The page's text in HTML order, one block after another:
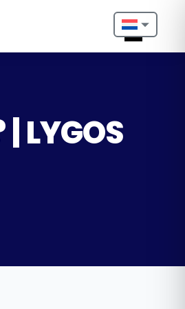
Nederlands
Deutsch